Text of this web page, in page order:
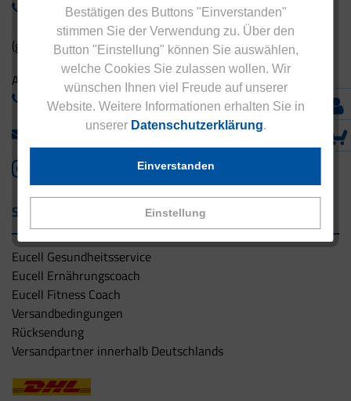
Bestätigen des Buttons "Einverstanden"
stimmen Sie der Verwendung zu. Über den
Button "Einstellung" können Sie auswählen,
welche Cookies Sie zulassen wollen. Wir
wünschen Ihnen viel Freude auf unserer
Website. Weitere Informationen erhalten Sie in
unserer Datenschutzerklärung.
Einstellung
Einverstanden
0800 - 1 38 23 55
(gebührenfrei aus Deutschland)
Ausland:
+49 - 5042 940 660
info@eucell.de
Service & Versand
Eucell Gesundheitsservice
Eucell Ernährungscoach
Eucell Fitness Coach
Versandbedingungen
Rücksendung
Versandpartner innerhalb Deutschlands